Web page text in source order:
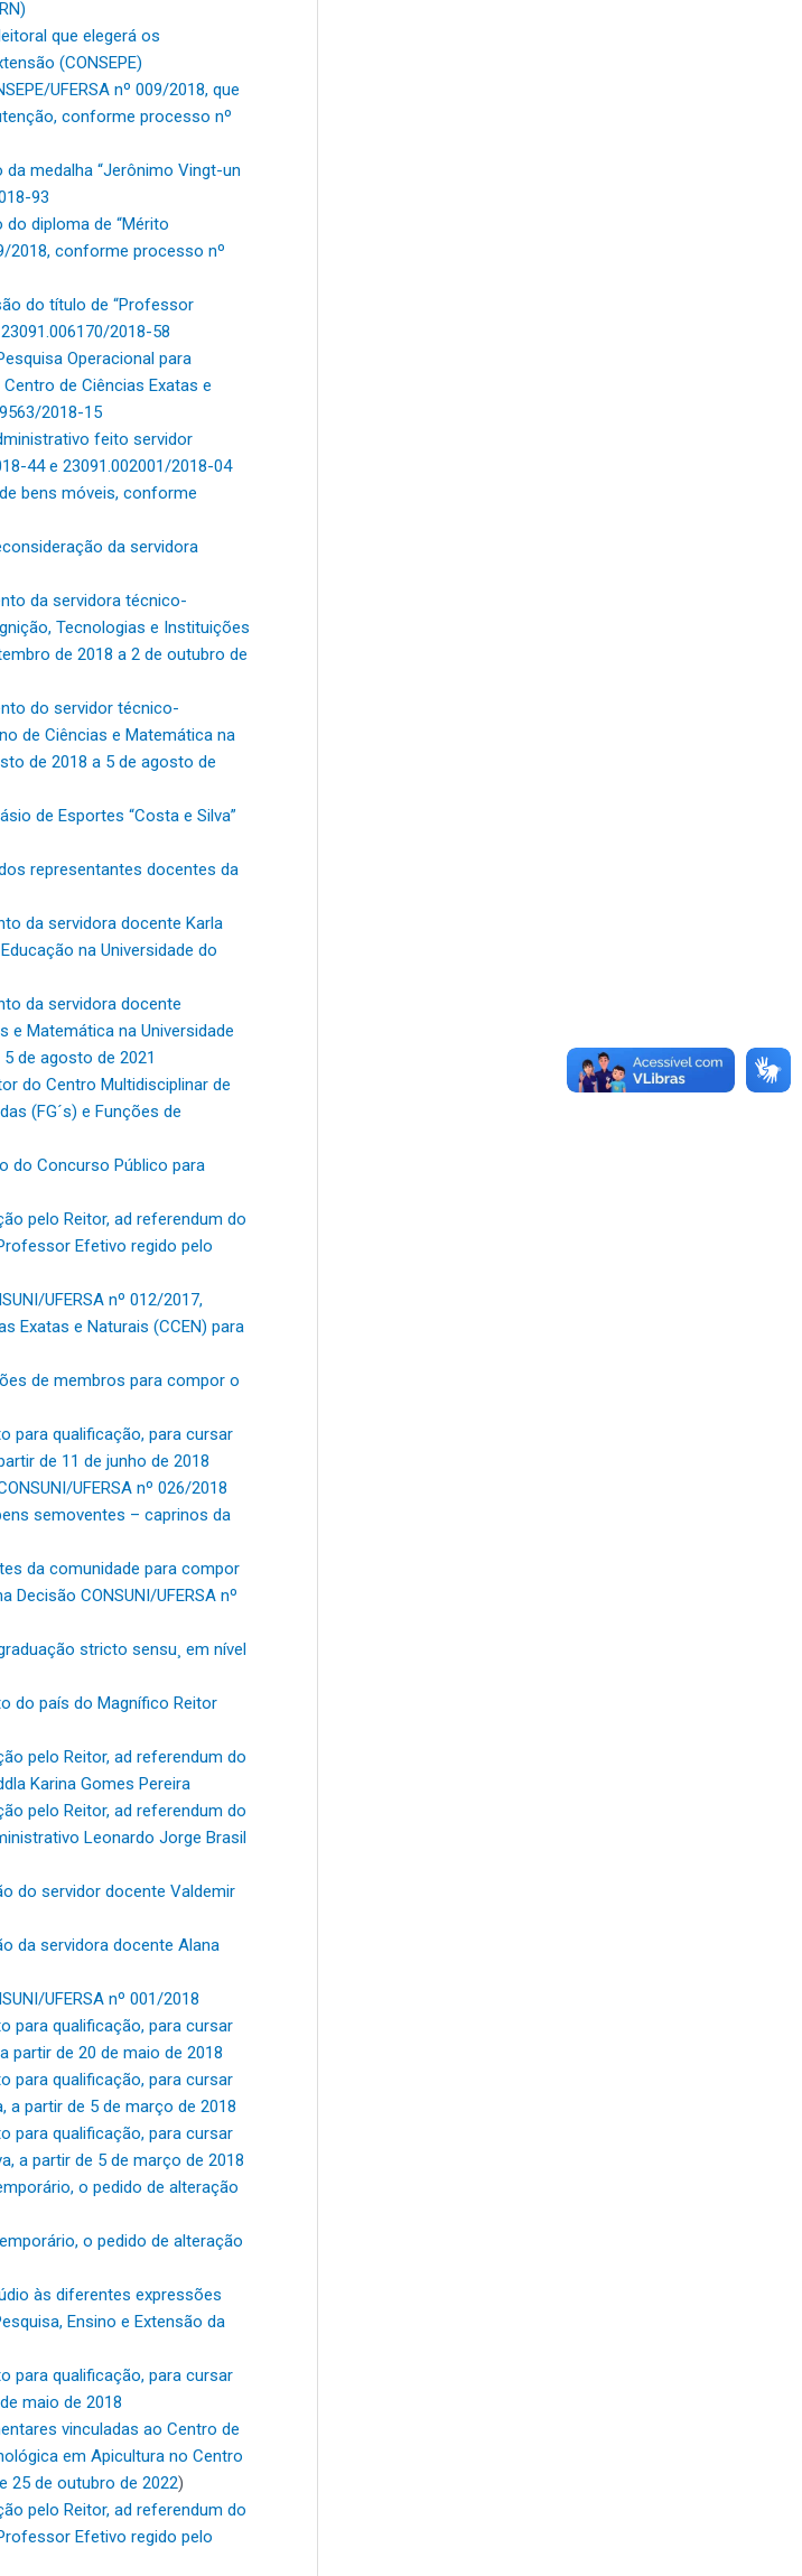
que elegerá os
(CONSEPE)
UFERSA nº 009/2018, que
conforme processo nº
medalha “Jerônimo Vingt-un
93
diploma de “Mérito
2018, conforme processo nº
do título de “Professor
2018-58
Operacional para
de Ciências Exatas e
2018-15
feito servidor
44 e 23091.002001/2018-04
bens móveis, conforme
da servidora
da servidora técnico-
Tecnologias e Instituições
de 2018 a 2 de outubro de
do servidor técnico-
de Ciências e Matemática na
de 2018 a 5 de agosto de
de Esportes “Costa e Silva”
representantes docentes da
da servidora docente Karla
na Universidade do
da servidora docente
e Matemática na Universidade
de agosto de 2021
do Centro Multidisciplinar de
(FG´s) e Funções de
do Concurso Público para
pelo Reitor, ad referendum do
Efetivo regido pelo
UFERSA nº 012/2017,
Exatas e Naturais (CCEN) para
de membros para compor o
para qualificação, para cursar
de 11 de junho de 2018
UFERSA nº 026/2018
semoventes – caprinos da
da comunidade para compor
CONSUNI/UFERSA nº
stricto sensu¸ em nível
do país do Magnífico Reitor
pelo Reitor, ad referendum do
Karina Gomes Pereira
pelo Reitor, ad referendum do
Leonardo Jorge Brasil
do servidor docente Valdemir
da servidora docente Alana
UFERSA nº 001/2018
para qualificação, para cursar
partir de 20 de maio de 2018
para qualificação, para cursar
a partir de 5 de março de 2018
para qualificação, para cursar
a partir de 5 de março de 2018
o pedido de alteração
o pedido de alteração
às diferentes expressões
Ensino e Extensão da
para qualificação, para cursar
maio de 2018
vinculadas ao Centro de
em Apicultura no Centro
25 de outubro de 2022)
pelo Reitor, ad referendum do
Efetivo regido pelo